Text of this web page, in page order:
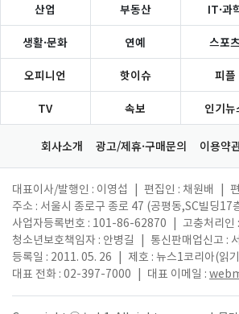
산업 부동산 IT·과
생활·문화 연예 스포츠
오피니언 핫이슈 피플
TV 속보 인기뉴
회사소개 광고/제휴·구매문의 이용약
대표이사/발행인 : 이영섭 편집인 : 채원배
주소 : 서울시 종로구 종로 47 (공평동,SC빌딩17
사업자등록번호 : 101-86-62870
고충처리인
청소년보호책임자 : 안병길
통신판매업신고 :
등록일 : 2011. 05. 26
제호 : 뉴스1코리아(읽
대표 전화 : 02-397-7000
대표 이메일 :